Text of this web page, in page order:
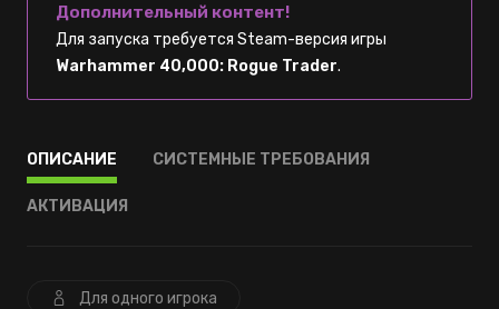
Дополнительный контент!
Для запуска требуется Steam-версия игры
Warhammer 40,000: Rogue Trader.
ОПИСАНИЕ СИСТЕМНЫЕ ТРЕБОВАНИЯ
АКТИВАЦИЯ
Для одного игрока